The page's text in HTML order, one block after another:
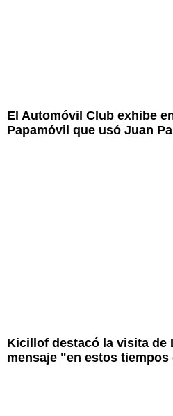
El Automóvil Club exhibe
Papamóvil que usó Juan
Kicillof destacó la visita de
mensaje "en estos